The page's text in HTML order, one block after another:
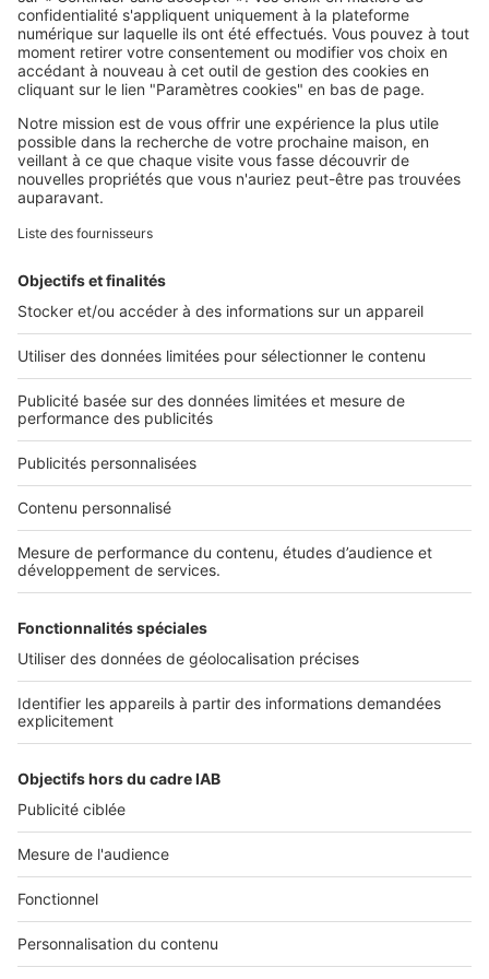
SeLoger c'est aussi
Retrouvez-nous sur ...
L'ENTREPRISE
Qui sommes-nous ?
Nous contacter
Nous recrutons
NOS APPLICATIONS
Découvrez nos applications
Tous nos services pro
Accès client
Mes annonces sur SeLoger
À DÉCOUVRIR
Tout l'immobilier
Toutes les villes
Tous les départements
Toutes les régions
SeLoger © 1992 - 2023
Annonces Immobilières